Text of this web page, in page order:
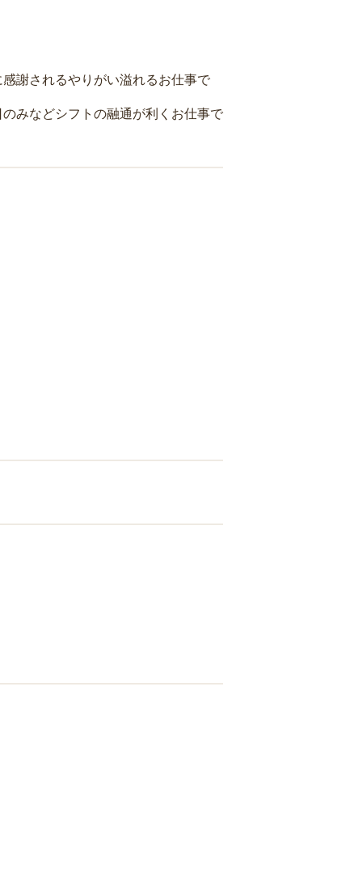
謝されるやりがい溢れるお仕事で
みなどシフトの融通が利くお仕事で